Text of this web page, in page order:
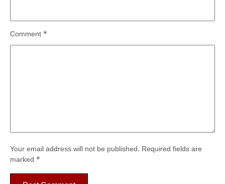
Your email address will not be published. Required fields are
marked *
Comment *